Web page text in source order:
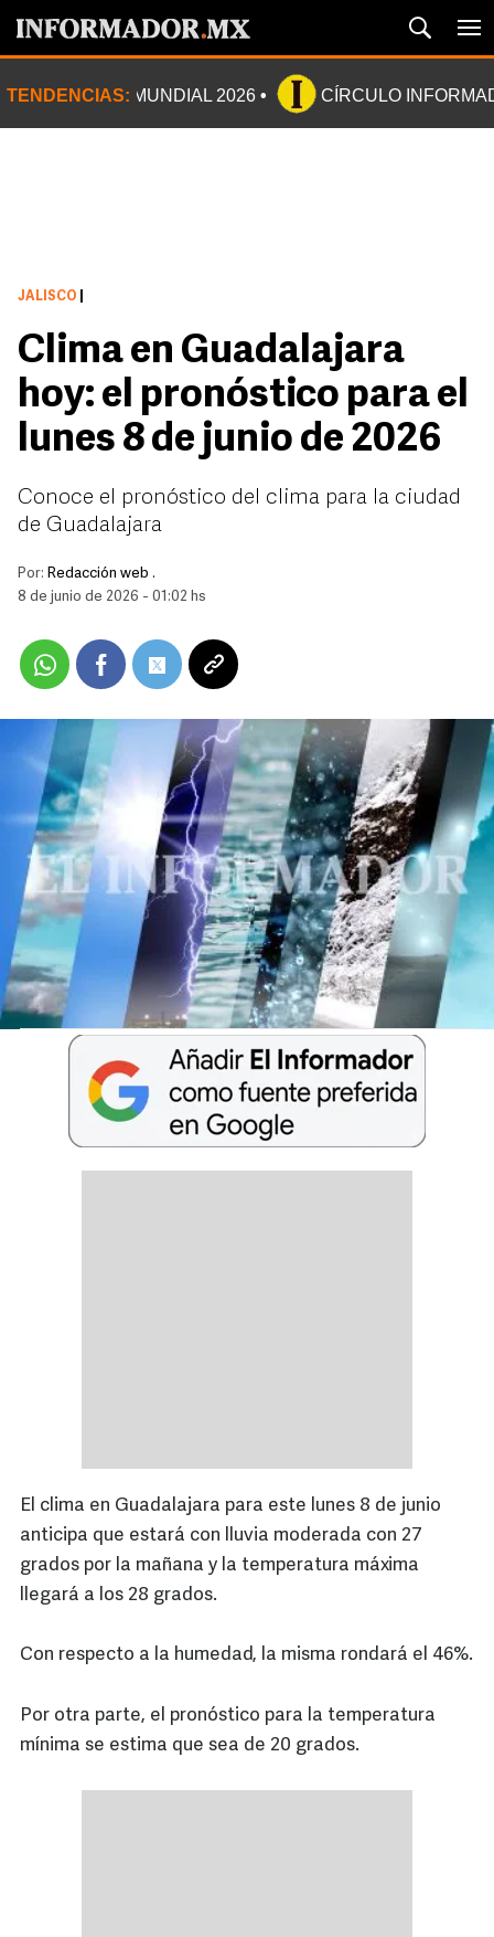
TENDENCIAS: MUNDIAL 2026 CÍRCULO
JALISCO
Clima en Guadalajara
hoy: el pronóstico para el
lunes 8 de junio de 2026
Conoce el pronóstico del clima para la ciudad
de Guadalajara
Por: Redacción web .
8 de junio de 2026 - 01:02 hs
El clima en Guadalajara para este lunes 8 de junio
anticipa que estará con lluvia moderada con 27
grados por la mañana y la temperatura máxima
llegará a los 28 grados.
Con respecto a la humedad, la misma rondará el 46%.
Por otra parte, el pronóstico para la temperatura
mínima se estima que sea de 20 grados.